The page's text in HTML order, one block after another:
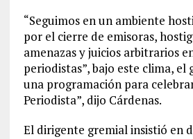
“Seguimos en un ambiente
por el cierre de emisoras,
amenazas y juicios arbitrarios
periodistas”, bajo este clima, el
una programación para
Periodista”, dijo Cárdenas.
El dirigente gremial insistió en